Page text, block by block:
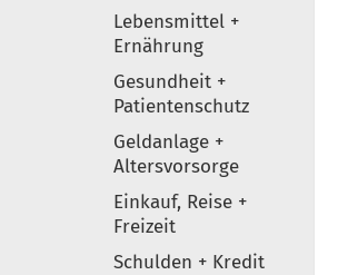
Lebensmittel +
Ernährung
Gesundheit +
Patientenschutz
Geldanlage +
Altersvorsorge
Einkauf, Reise +
Freizeit
Schulden + Kredit